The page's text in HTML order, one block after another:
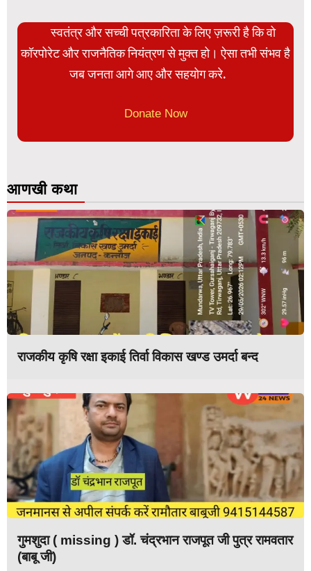
स्वतंत्र और सच्ची पत्रकारिता के लिए ज़रूरी है कि वो
कॉरपोरेट और राजनैतिक नियंत्रण से मुक्त हो। ऐसा तभी संभव है
जब जनता आगे आए और सहयोग करे.
Donate Now
आणखी कथा
राजकीय कृषि रक्षा इकाई तिर्वा विकास खण्ड उमर्दा बन्द
गुमशुदा ( missing ) डॉ. चंद्रभान राजपूत जी पुत्र रामवतार
(बाबू जी)